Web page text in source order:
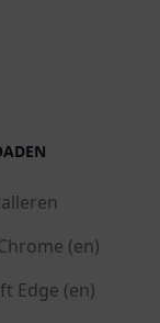
(en)
Edge (en)